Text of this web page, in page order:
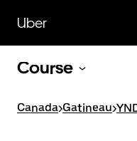
contenu
principal
Uber
Course
Canada>Gatineau>